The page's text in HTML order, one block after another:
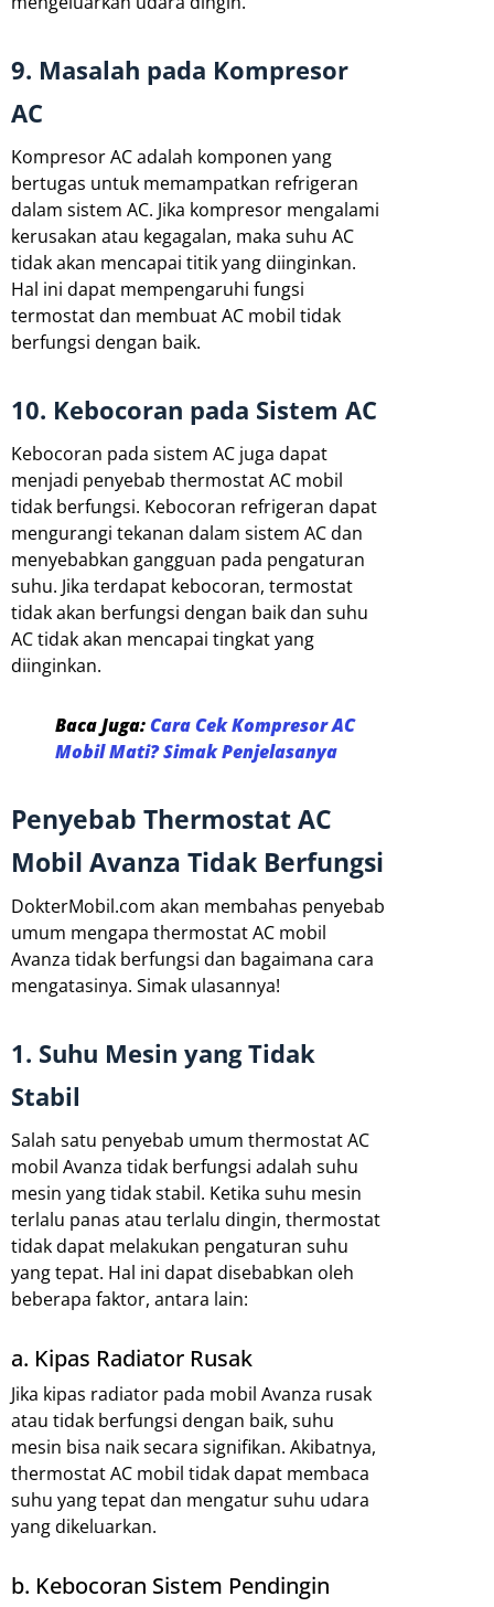
9. Masalah pada Kompresor
AC
Kompresor AC adalah komponen yang
bertugas untuk memampatkan refrigeran
dalam sistem AC. Jika kompresor mengalami
kerusakan atau kegagalan, maka suhu AC
tidak akan mencapai titik yang diinginkan.
Hal ini dapat mempengaruhi fungsi
termostat dan membuat AC mobil tidak
berfungsi dengan baik.
10. Kebocoran pada Sistem AC
Kebocoran pada sistem AC juga dapat
menjadi penyebab thermostat AC mobil
tidak berfungsi. Kebocoran refrigeran dapat
mengurangi tekanan dalam sistem AC dan
menyebabkan gangguan pada pengaturan
suhu. Jika terdapat kebocoran, termostat
tidak akan berfungsi dengan baik dan suhu
AC tidak akan mencapai tingkat yang
diinginkan.
Baca Juga:Cara Cek Kompresor AC
Mobil Mati? Simak Penjelasanya
Penyebab Thermostat AC
Mobil Avanza Tidak Berfungsi
DokterMobil.com akan membahas penyebab
umum mengapa thermostat AC mobil
Avanza tidak berfungsi dan bagaimana cara
mengatasinya. Simak ulasannya!
1. Suhu Mesin yang Tidak
Stabil
Salah satu penyebab umum thermostat AC
mobil Avanza tidak berfungsi adalah suhu
mesin yang tidak stabil. Ketika suhu mesin
terlalu panas atau terlalu dingin, thermostat
tidak dapat melakukan pengaturan suhu
yang tepat. Hal ini dapat disebabkan oleh
beberapa faktor, antara lain:
a. Kipas Radiator Rusak
Jika kipas radiator pada mobil Avanza rusak
atau tidak berfungsi dengan baik, suhu
mesin bisa naik secara signifikan. Akibatnya,
thermostat AC mobil tidak dapat membaca
suhu yang tepat dan mengatur suhu udara
yang dikeluarkan.
b. Kebocoran Sistem Pendingin